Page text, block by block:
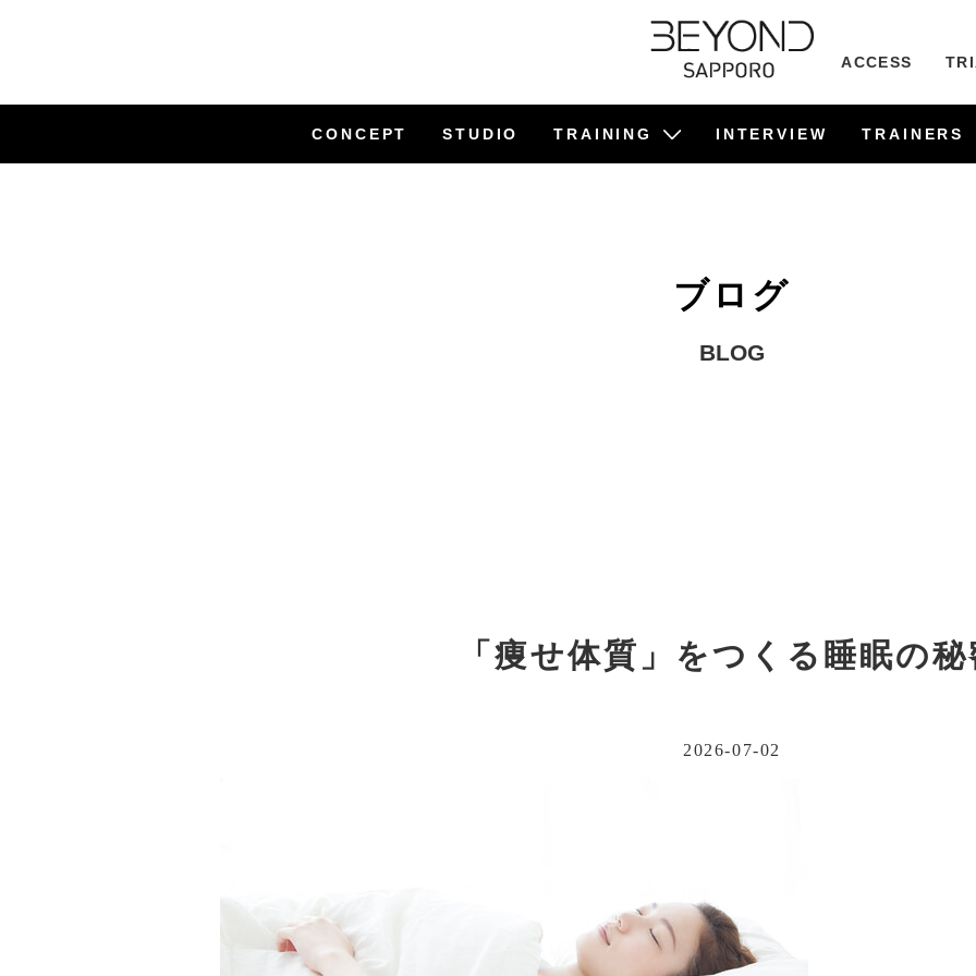
ACCESS
CONCEPT STUDIO TRAINING INTERVIEW TRAINERS
ブログ
BLOG
「痩せ体質」をつくる睡眠の
2026-07-02